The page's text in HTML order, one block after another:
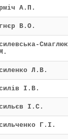
А.П.
В.О.
Смаглюк
Л.В.
І.В.
І.С.
Г.І.